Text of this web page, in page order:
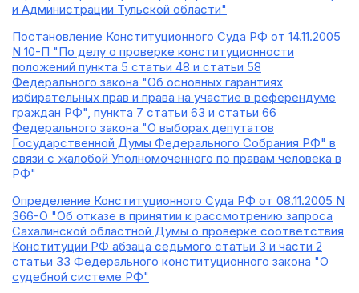
и Администрации Тульской области"
Постановление Конституционного Суда РФ от 14.11.2005
N 10-П "По делу о проверке конституционности
положений пункта 5 статьи 48 и статьи 58
Федерального закона "Об основных гарантиях
избирательных прав и права на участие в референдуме
граждан РФ", пункта 7 статьи 63 и статьи 66
Федерального закона "О выборах депутатов
Государственной Думы Федерального Собрания РФ" в
связи с жалобой Уполномоченного по правам человека в
РФ"
Определение Конституционного Суда РФ от 08.11.2005 N
366-О "Об отказе в принятии к рассмотрению запроса
Сахалинской областной Думы о проверке соответствия
Конституции РФ абзаца седьмого статьи 3 и части 2
статьи 33 Федерального конституционного закона "О
судебной системе РФ"